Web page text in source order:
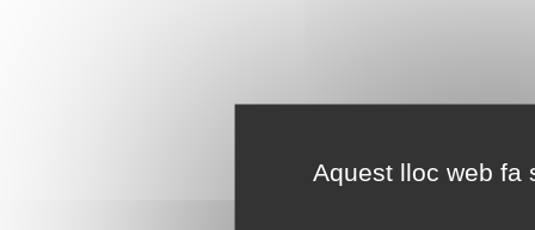
Aquest lloc web fa